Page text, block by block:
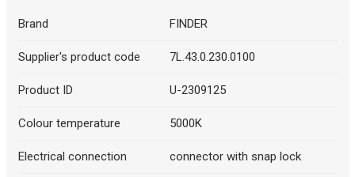
Brand FINDER
Supplier's product code 7L.43.0.230.0100
Product ID U-2309125
Colour temperature 5000K
Electrical connection connector with snap lock